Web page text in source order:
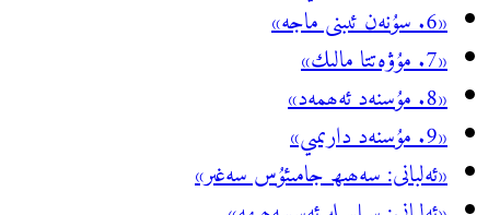
«6. سۇنەن ئىبنى ماجە»
«7. مۇۋەتتا مالىك»
«8. مۇسنەد ئەھمەد»
«9. مۇسنەد دارىمىي»
«ئەلبانى: سەھىھ جامىئۇس سەغىر»